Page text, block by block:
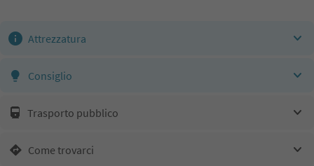
Attrezzatura
Consiglio
Trasporto pubblico
Come trovarci